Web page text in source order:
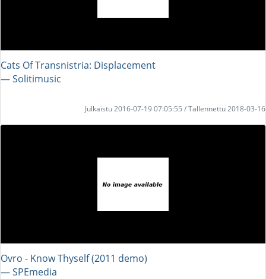
Cats Of Transnistria: Displacement
― Solitimusic
Julkaistu 2016-07-19 07:05:55 / Tallennettu 2018-03-16
Ovro - Know Thyself (2011 demo)
― SPEmedia